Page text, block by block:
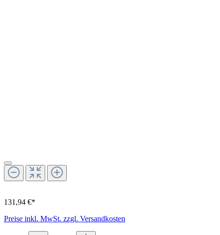
131,94 €*
Preise inkl. MwSt. zzgl. Versandkosten